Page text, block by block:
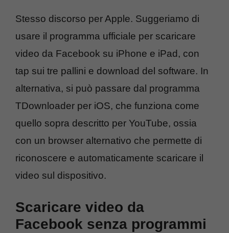
Stesso discorso per Apple. Suggeriamo di
usare il programma ufficiale per scaricare
video da Facebook su iPhone e iPad, con
tap sui tre pallini e download del software. In
alternativa, si può passare dal programma
TDownloader per iOS, che funziona come
quello sopra descritto per YouTube, ossia
con un browser alternativo che permette di
riconoscere e automaticamente scaricare il
video sul dispositivo.
Scaricare video da
Facebook senza programmi